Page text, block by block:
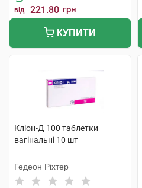
від 221.80 грн
КУПИТИ
Кліон-Д 100 таблетки
вагінальні 10 шт
Гедеон Ріхтер